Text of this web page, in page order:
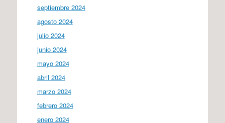
septiembre 2024
agosto 2024
julio 2024
junio 2024
mayo 2024
abril 2024
marzo 2024
febrero 2024
enero 2024